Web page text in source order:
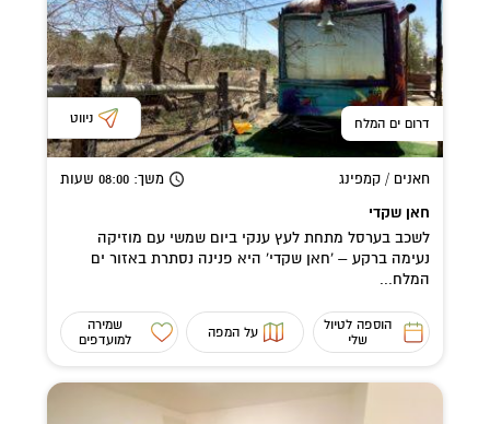
דרום ים המלח ניווט
חאנים / קמפינג משך: 08:00 שעות
חאן שקדי
לשכב בערסל מתחת לעץ ענקי ביום שמשי עם מוזיקה
נעימה ברקע – 'חאן שקדי' היא פנינה נסתרת באזור ים
המלח...
הוספה לטיול
שלי
על המפה
שמירה
למועדפים